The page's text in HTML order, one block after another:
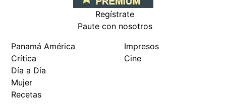
Regístrate
Paute con nosotros
Panamá América
Crítica
Día a Día
Mujer
Recetas
Impresos
Cine